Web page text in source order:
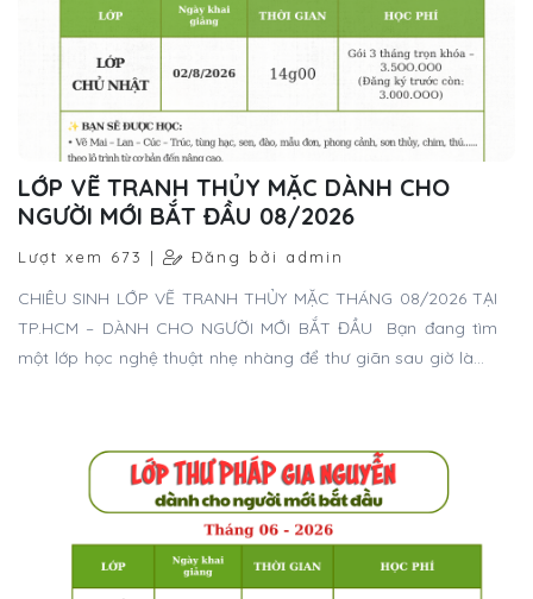
LỚP VẼ TRANH THỦY MẶC DÀNH CHO
NGƯỜI MỚI BẮT ĐẦU 08/2026
Lượt xem 673 | Đăng bởi admin
CHIÊU SINH LỚP VẼ TRANH THỦY MẶC THÁNG 08/2026 TẠI
TP.HCM – DÀNH CHO NGƯỜI MỚI BẮT ĐẦU Bạn đang tìm
một lớp học nghệ thuật nhẹ nhàng để thư giãn sau giờ làm?
tháng 08/2026 tại Thư pháp Gia Nguyễn được thiết kế dành
cho cả người mới bắt đầu, chưa từng học vẽ vẫn có thể tham